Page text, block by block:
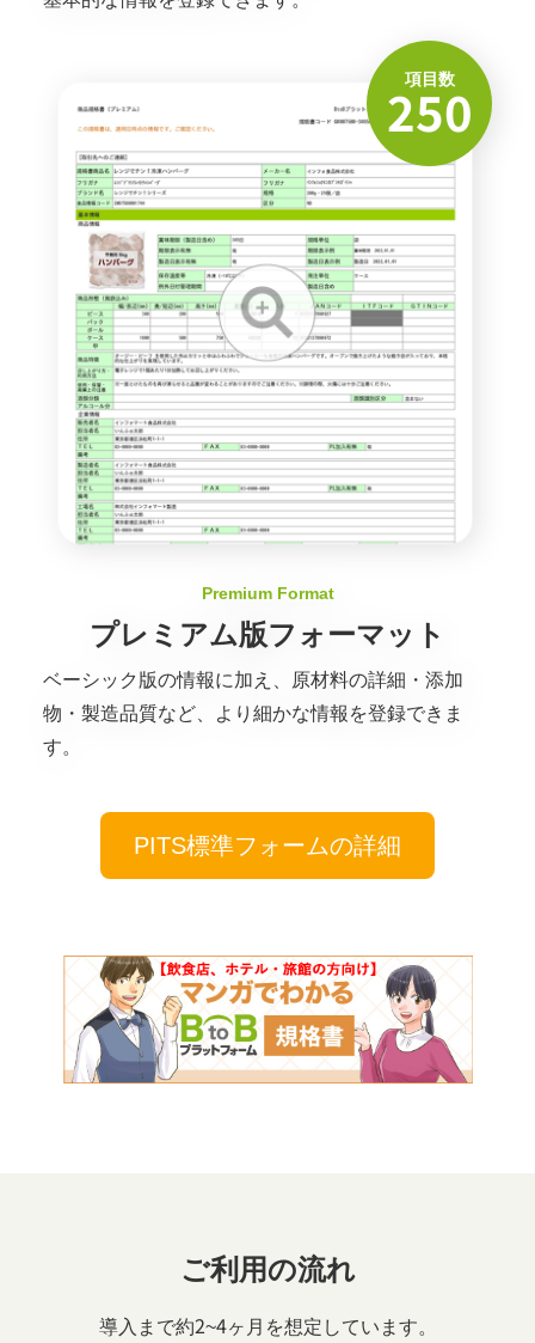
項目数
250
Premium Format
プレミアム版フォーマット
ベーシック版の情報に加え、原材料の詳細・添加
物・製造品質など、より細かな情報を登録できま
す。
PITS標準フォームの詳細
ご利用の流れ
導入まで約2~4ヶ月を想定しています。